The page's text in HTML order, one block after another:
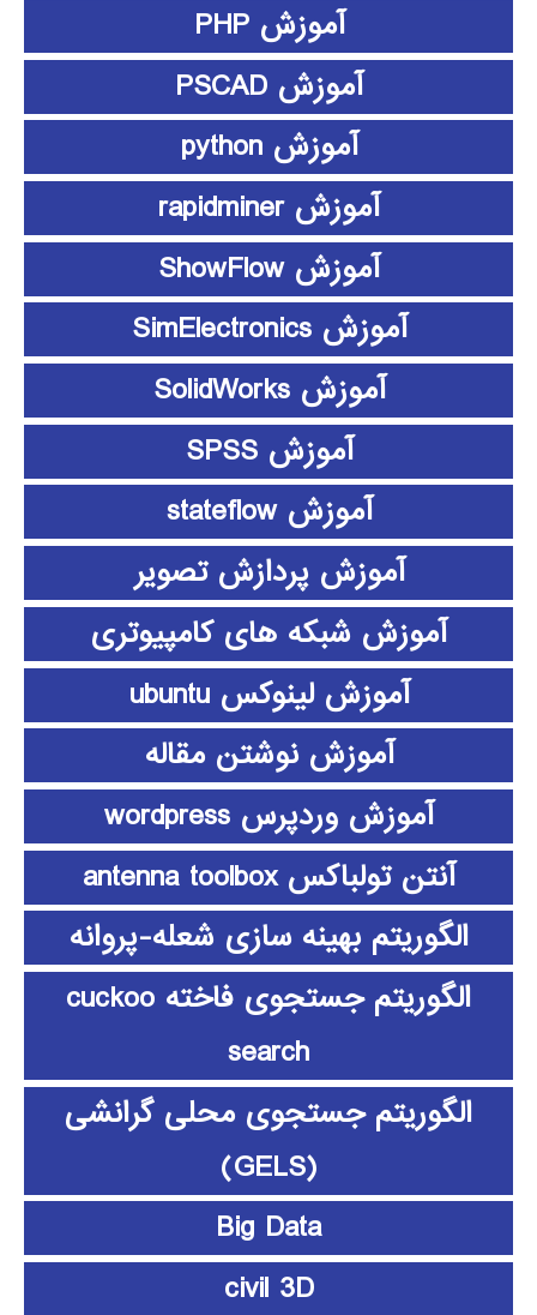
آموزش PHP
آموزش PSCAD
آموزش python
آموزش rapidminer
آموزش ShowFlow
آموزش SimElectronics
آموزش SolidWorks
آموزش SPSS
آموزش stateflow
آموزش پردازش تصویر
آموزش شبکه های کامپیوتری
آموزش لینوکس ubuntu
آموزش نوشتن مقاله
آموزش وردپرس wordpress
آنتن تولباکس antenna toolbox
الگوریتم بهینه سازی شعله-پروانه
الگوریتم جستجوی فاخته cuckoo
search
الگوریتم جستجوی محلی گرانشی
(GELS)
Big Data
civil 3D